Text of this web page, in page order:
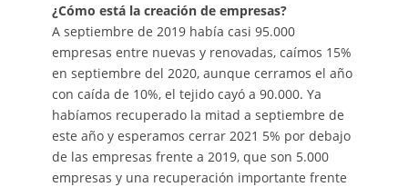
¿Cómo está la creación de empresas?
A septiembre de 2019 había casi 95.000
empresas entre nuevas y renovadas, caímos 15%
en septiembre del 2020, aunque cerramos el año
con caída de 10%, el tejido cayó a 90.000. Ya
habíamos recuperado la mitad a septiembre de
este año y esperamos cerrar 2021 5% por debajo
de las empresas frente a 2019, que son 5.000
empresas y una recuperación importante frente